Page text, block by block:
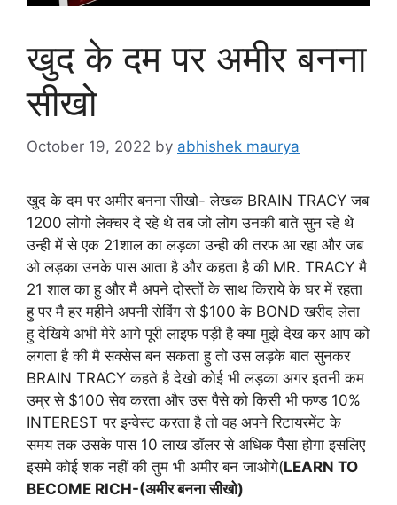
खुद के दम पर अमीर बनना
सीखो
October 19, 2022 by abhishek maurya
खुद के दम पर अमीर बनना सीखो- लेखक BRAIN TRACY जब
1200 लोगो लेक्चर दे रहे थे तब जो लोग उनकी बाते सुन रहे थे
उन्ही में से एक 21शाल का लड़का उन्ही की तरफ आ रहा और जब
ओ लड़का उनके पास आता है और कहता है की MR. TRACY मै
21 शाल का हु और मै अपने दोस्तों के साथ किराये के घर में रहता
हु पर मै हर महीने अपनी सेविंग से $100 के BOND खरीद लेता
हु देखिये अभी मेरे आगे पूरी लाइफ पड़ी है क्या मुझे देख कर आप को
लगता है की मै सक्सेस बन सकता हु तो उस लड़के बात सुनकर
BRAIN TRACY कहते है देखो कोई भी लड़का अगर इतनी कम
उम्र से $100 सेव करता और उस पैसे को किसी भी फण्ड 10%
INTEREST पर इन्वेस्ट करता है तो वह अपने रिटायरमेंट के
समय तक उसके पास 10 लाख डॉलर से अधिक पैसा होगा इसलिए
इसमे कोई शक नहीं की तुम भी अमीर बन जाओगे(LEARN TO
BECOME RICH-(अमीर बनना सीखो)